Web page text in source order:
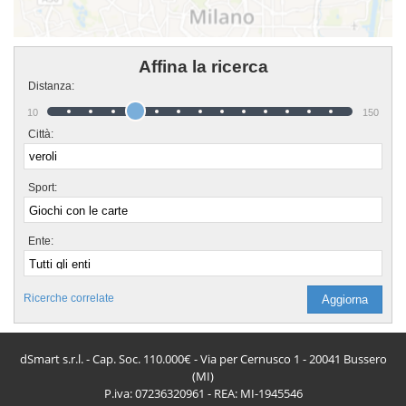
Affina la ricerca
Distanza:
10 150
Città:
Sport:
Ente:
Ricerche correlate
dSmart s.r.l. - Cap. Soc. 110.000€ - Via per Cernusco 1 - 20041 Bussero
(MI)
P.iva: 07236320961 - REA: MI-1945546